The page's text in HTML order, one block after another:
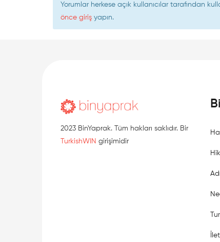
Yorumlar herkese açık kullanıcılar tarafından
önce giriş yapın.
2023 BinYaprak. Tüm hakları saklıdır. Bir
TurkishWIN girişimidir